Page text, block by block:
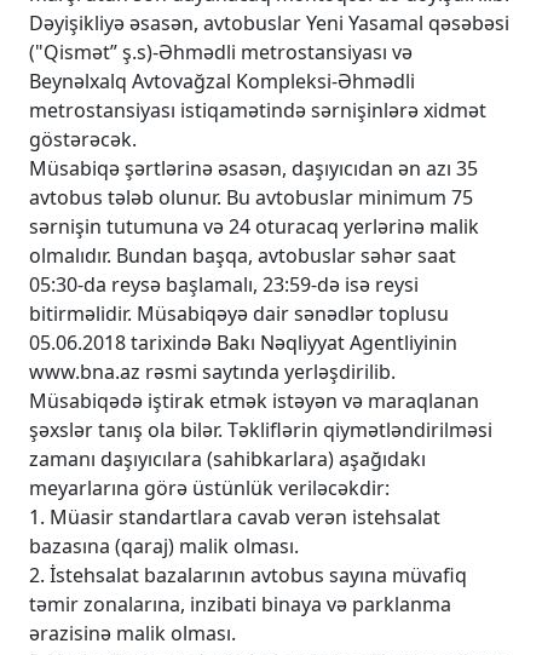
Dəyişikliyə əsasən, avtobuslar Yeni Yasamal qəsəbəsi
("Qismət” ş.s)-Əhmədli metrostansiyası və
Beynəlxalq Avtovağzal Kompleksi-Əhmədli
metrostansiyası istiqamətində sərnişinlərə xidmət
göstərəcək.
Müsabiqə şərtlərinə əsasən, daşıyıcıdan ən azı 35
avtobus tələb olunur. Bu avtobuslar minimum 75
sərnişin tutumuna və 24 oturacaq yerlərinə malik
olmalıdır. Bundan başqa, avtobuslar səhər saat
05:30-da reysə başlamalı, 23:59-də isə reysi
bitirməlidir. Müsabiqəyə dair sənədlər toplusu
05.06.2018 tarixində Bakı Nəqliyyat Agentliyinin
www.bna.az rəsmi saytında yerləşdirilib.
Müsabiqədə iştirak etmək istəyən və maraqlanan
şəxslər tanış ola bilər. Təkliflərin qiymətləndirilməsi
zamanı daşıyıcılara (sahibkarlara) aşağıdakı
meyarlarına görə üstünlük veriləcəkdir:
1. Müasir standartlara cavab verən istehsalat
bazasına (qaraj) malik olması.
2. İstehsalat bazalarının avtobus sayına müvafiq
təmir zonalarına, inzibati binaya və parklanma
ərazisinə malik olması.